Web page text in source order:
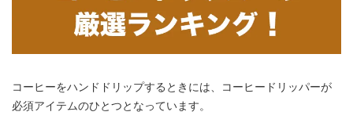
コーヒーをハンドドリップするときには、コーヒードリッパーが
必須アイテムのひとつとなっています。